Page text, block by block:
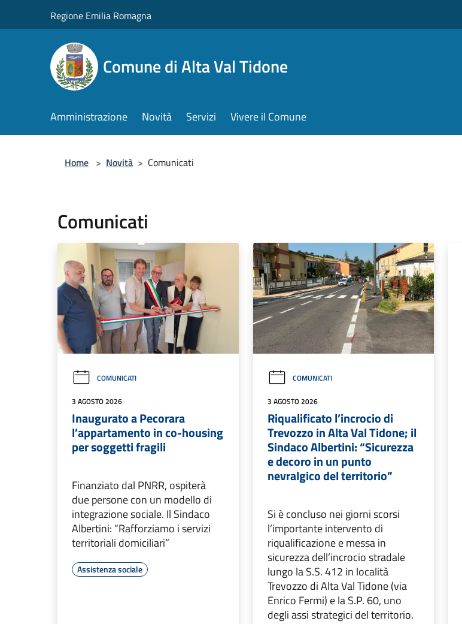
Regione Emilia Romagna
Comune di Alta Val Tidone
Amministrazione Novità Servizi Vivere il Comune
Home > Novità > Comunicati
Comunicati
COMUNICATI
3 AGOSTO 2026
Inaugurato a Pecorara
l’appartamento in co-housing
per soggetti fragili
Finanziato dal PNRR, ospiterà
due persone con un modello di
integrazione sociale. Il Sindaco
Albertini: “Rafforziamo i servizi
territoriali domiciliari”
Assistenza sociale
COMUNICATI
3 AGOSTO 2026
Riqualificato l’incrocio di
Trevozzo in Alta Val Tidone; il
Sindaco Albertini: “Sicurezza
e decoro in un punto
nevralgico del territorio”
Si è concluso nei giorni scorsi
l’importante intervento di
riqualificazione e messa in
sicurezza dell’incrocio stradale
lungo la S.S. 412 in località
Trevozzo di Alta Val Tidone (via
Enrico Fermi) e la S.P. 60, uno
degli assi strategici del territorio.